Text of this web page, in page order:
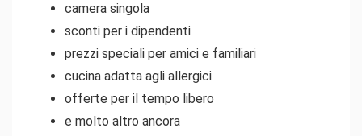
camera singola
sconti per i dipendenti
prezzi speciali per amici e familiari
cucina adatta agli allergici
offerte per il tempo libero
e molto altro ancora